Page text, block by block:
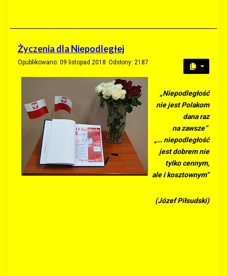
Życzenia dla Niepodległej
Opublikowano: 09 listopad 2018 Odsłony: 2187
„Niepodległość
nie jest Polakom
dana raz
na zawsze”
„… niepodległość
jest dobrem nie
tylko cennym,
ale i kosztownym”
(Józef Piłsudski)